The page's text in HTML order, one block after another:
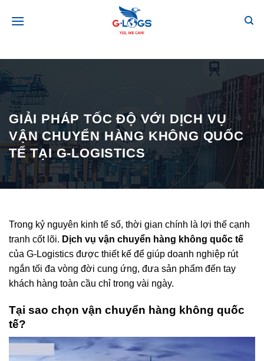
qua
GIẢI PHÁP TỐC ĐỘ VỚI DỊCH VỤ
VẬN CHUYỂN HÀNG KHÔNG QUỐC
TẾ TẠI G-LOGISTICS
Trong kỷ nguyên kinh tế số, thời gian chính là lợi thế cạnh
tranh cốt lõi. Dịch vụ vận chuyển hàng không quốc tế
của G-Logistics được thiết kế để giúp doanh nghiệp rút
ngắn tối đa vòng đời cung ứng, đưa sản phẩm đến tay
khách hàng toàn cầu chỉ trong vài ngày.
Tại sao chọn vận chuyển hàng không quốc
tế?